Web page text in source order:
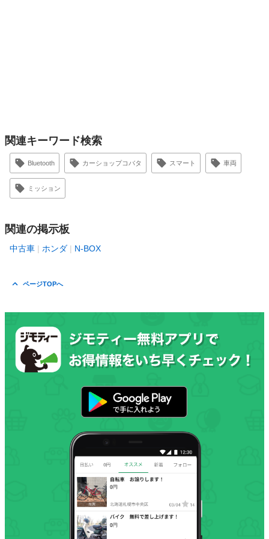
関連キーワード検索
Bluetooth カーショップコバタ スマート 車両
ミッション
関連の掲示板
中古車 ホンダ N-BOX
ページTOPへ